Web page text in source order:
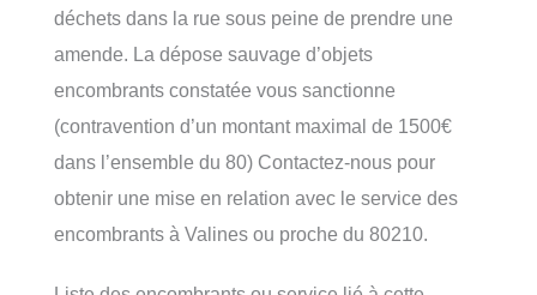
déchets dans la rue sous peine de prendre une
amende. La dépose sauvage d’objets
encombrants constatée vous sanctionne
(contravention d’un montant maximal de 1500€
dans l’ensemble du 80) Contactez-nous pour
obtenir une mise en relation avec le service des
encombrants à Valines ou proche du 80210.